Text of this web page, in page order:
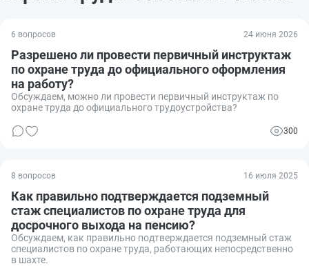
6 вопросов 24 июня 2026
Разрешено ли провести первичный инструктаж
по охране труда до официального оформления
на работу?
Обсуждаем, можно ли провести первичный инструктаж по
охране труда до официального трудоустройства?
300
8 вопросов 16 июля 2025
Как правильно подтверждается подземный
стаж специалистов по охране труда для
досрочного выхода на пенсию?
Обсуждаем, как правильно подтверждается подземный стаж
специалистов по охране труда, работающих непосредственно
в шахте.